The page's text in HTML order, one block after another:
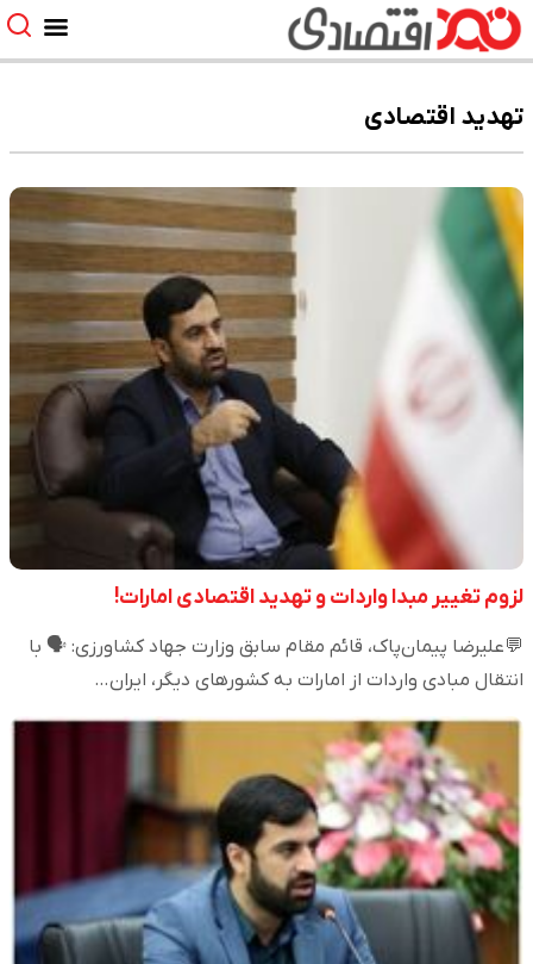
تهدید اقتصادی
لزوم تغییر مبدا واردات و تهدید اقتصادی امارات!
💬علیرضا پیمان‌پاک، قائم مقام سابق وزارت جهاد کشاورزی: 🗣️ با
انتقال مبادی واردات از امارات به کشورهای دیگر، ایران…